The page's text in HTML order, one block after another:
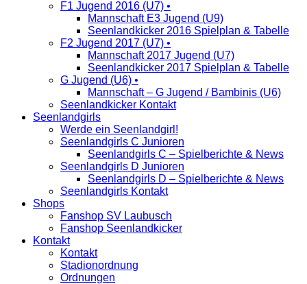
F1 Jugend 2016 (U7) •
Mannschaft E3 Jugend (U9)
Seenlandkicker 2016 Spielplan & Tabelle
F2 Jugend 2017 (U7) •
Mannschaft 2017 Jugend (U7)
Seenlandkicker 2017 Spielplan & Tabelle
G Jugend (U6) •
Mannschaft – G Jugend / Bambinis (U6)
Seenlandkicker Kontakt
Seenlandgirls
Werde ein Seenlandgirl!
Seenlandgirls C Junioren
Seenlandgirls C – Spielberichte & News
Seenlandgirls D Junioren
Seenlandgirls D – Spielberichte & News
Seenlandgirls Kontakt
Shops
Fanshop SV Laubusch
Fanshop Seenlandkicker
Kontakt
Kontakt
Stadionordnung
Ordnungen